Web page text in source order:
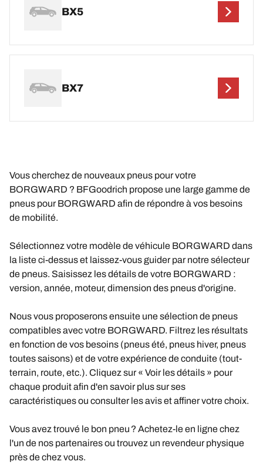
BX5
BX7
Vous cherchez de nouveaux pneus pour votre
BORGWARD ? BFGoodrich propose une large gamme de
pneus pour BORGWARD afin de répondre à vos besoins
de mobilité.
Sélectionnez votre modèle de véhicule BORGWARD dans
la liste ci-dessus et laissez-vous guider par notre sélecteur
de pneus. Saisissez les détails de votre BORGWARD :
version, année, moteur, dimension des pneus d'origine.
Nous vous proposerons ensuite une sélection de pneus
compatibles avec votre BORGWARD. Filtrez les résultats
en fonction de vos besoins (pneus été, pneus hiver, pneus
toutes saisons) et de votre expérience de conduite (tout-
terrain, route, etc.). Cliquez sur « Voir les détails » pour
chaque produit afin d'en savoir plus sur ses
caractéristiques ou consulter les avis et affiner votre choix.
Vous avez trouvé le bon pneu ? Achetez-le en ligne chez
l'un de nos partenaires ou trouvez un revendeur physique
près de chez vous.